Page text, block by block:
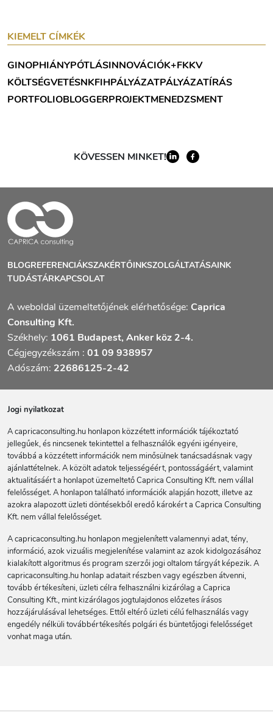
KIEMELT CÍMKÉK
GINOPHIÁNYPÓTLÁSINNOVÁCIÓK+FKKV
KÖLTSÉGVETÉSNKFIHPÁLYÁZATPÁLYÁZATÍRÁS
PORTFOLIOBLOGGERPROJEKTMENEDZSMENT
KÖVESSEN MINKET!
BLOGREFERENCIÁKSZAKÉRTŐINKSZOLGÁLTATÁSAINK
TUDÁSTÁRKAPCSOLAT
A weboldal üzemeltetőjének elérhetősége: Caprica
Consulting Kft.
Székhely: 1061 Budapest, Anker köz 2-4.
Cégjegyzékszám : 01 09 938957
Adószám: 22686125-2-42
Jogi nyilatkozat
A capricaconsulting.hu honlapon közzétett információk tájékoztató
jellegűek, és nincsenek tekintettel a felhasználók egyéni igényeire,
továbbá a közzétett információk nem minősülnek tanácsadásnak vagy
ajánlattételnek. A közölt adatok teljességéért, pontosságáért, valamint
aktualitásáért a honlapot üzemeltető Caprica Consulting Kft. nem vállal
felelősséget. A honlapon található információk alapján hozott, illetve az
azokra alapozott üzleti döntésekből eredő károkért a Caprica Consulting
Kft. nem vállal felelősséget.
A capricaconsulting.hu honlapon megjelenített valamennyi adat, tény,
információ, azok vizuális megjelenítése valamint az azok kidolgozásához
kialakított algoritmus és program szerzői jogi oltalom tárgyát képezik. A
capricaconsulting.hu honlap adatait részben vagy egészben átvenni,
tovább értékesíteni, üzleti célra felhasználni kizárólag a Caprica
Consulting Kft., mint kizárólagos jogtulajdonos előzetes írásos
hozzájárulásával lehetséges. Ettől eltérő üzleti célú felhasználás vagy
engedély nélküli továbbértékesítés polgári és büntetőjogi felelősséget
vonhat maga után.